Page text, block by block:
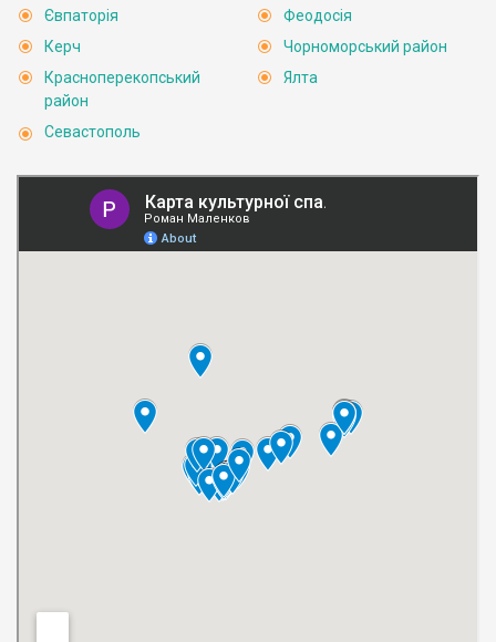
Євпаторія
Керч
Красноперекопський
район
Севастополь
Феодосія
Чорноморський район
Ялта